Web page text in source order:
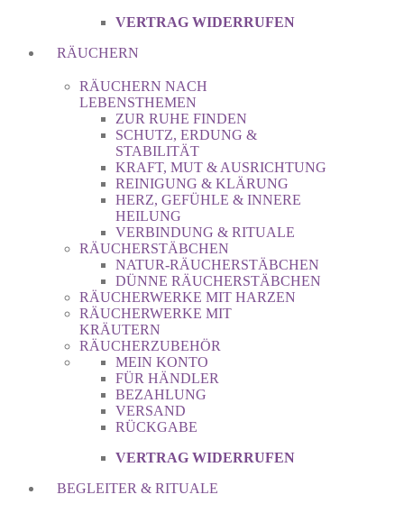
VERTRAG WIDERRUFEN
RÄUCHERN
RÄUCHERN NACH
LEBENSTHEMEN
ZUR RUHE FINDEN
SCHUTZ, ERDUNG &
STABILITÄT
KRAFT, MUT & AUSRICHTUNG
REINIGUNG & KLÄRUNG
HERZ, GEFÜHLE & INNERE
HEILUNG
VERBINDUNG & RITUALE
RÄUCHERSTÄBCHEN
NATUR-RÄUCHERSTÄBCHEN
DÜNNE RÄUCHERSTÄBCHEN
RÄUCHERWERKE MIT HARZEN
RÄUCHERWERKE MIT
KRÄUTERN
RÄUCHERZUBEHÖR
MEIN KONTO
FÜR HÄNDLER
BEZAHLUNG
VERSAND
RÜCKGABE
VERTRAG WIDERRUFEN
BEGLEITER & RITUALE